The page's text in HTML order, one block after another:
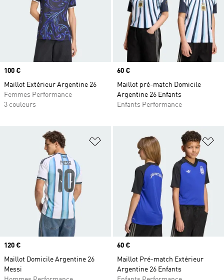
Prix
100 €
Maillot Extérieur Argentine 26
Femmes Performance
3 couleurs
Prix
60 €
Maillot pré-match Domicile
Argentine 26 Enfants
Enfants Performance
Ajouter à la Liste de produits
Prix
120 €
Maillot Domicile Argentine 26
Messi
Prix
60 €
Maillot Pré-match Extérieur
Argentine 26 Enfants